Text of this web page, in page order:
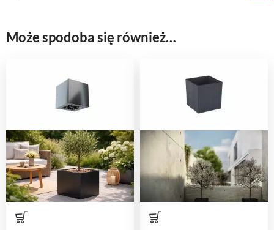
Może spodoba się również…